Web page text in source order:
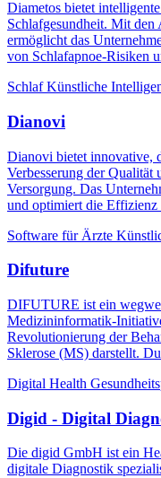
Diametos bietet
Schlafgesundheit. Mit
ermöglicht das
von Schlafapnoe-Risiken
SchlafKünstliche
Dianovi
Dianovi bietet innovative,
Verbesserung der Qualität
Versorgung. Das
und optimiert die Effizienz
Software für Ärzte
Difuture
DIFUTURE ist ein
Medizininformatik-
Revolutionierung der
Sklerose (MS) darstellt.
Digital Health
Digid - Digital
Die digid GmbH ist ein
digitale Diagnostik